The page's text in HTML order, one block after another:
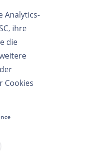
Analytics-
ihre
die
Cookies
SA